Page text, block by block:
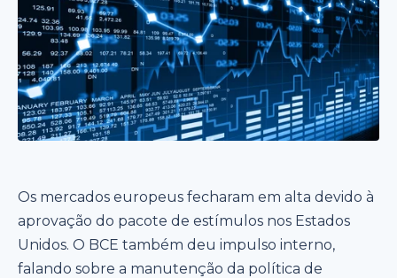
Os mercados europeus fecharam em alta devido à
aprovação do pacote de estímulos nos Estados
Unidos. O BCE também deu impulso interno,
falando sobre a manutenção da política de